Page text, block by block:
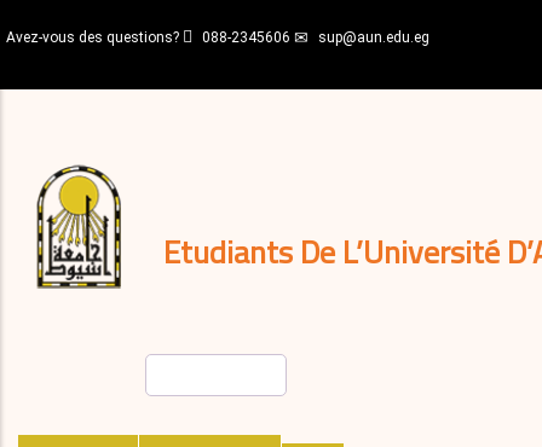
au
principal
Avez-vous des questions? 088-2345606 sup@aun.edu.eg
Etudiants De L’Université
décisions
Expatriés
Journal